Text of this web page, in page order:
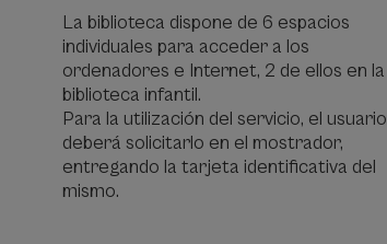
La biblioteca dispone de 6 espacios
individuales para acceder a los
ordenadores e Internet, 2 de ellos en la
biblioteca infantil.
Para la utilización del servicio, el usuario
deberá solicitarlo en el mostrador,
entregando la tarjeta identificativa del
mismo.